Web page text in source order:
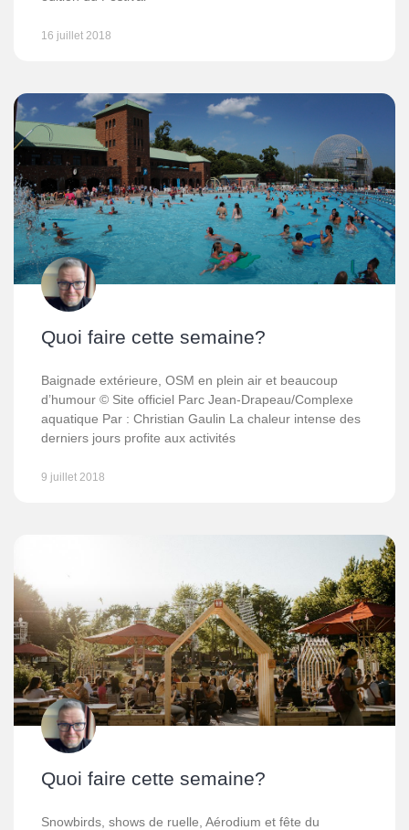
16 juillet 2018
Quoi faire cette semaine?
Baignade extérieure, OSM en plein air et beaucoup
d’humour © Site officiel Parc Jean-Drapeau/Complexe
aquatique Par : Christian Gaulin La chaleur intense des
derniers jours profite aux activités
9 juillet 2018
Quoi faire cette semaine?
Snowbirds, shows de ruelle, Aérodium et fête du